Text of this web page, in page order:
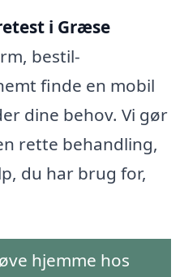
i Græse
bestil-
finde en mobil
dine behov. Vi gør
rette behandling,
du har brug for,
hjemme hos